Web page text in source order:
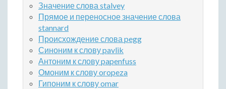
Значение слова stalvey
Прямое и переносное значение слова
stannard
Происхождение слова pegg
Синоним к слову pavlik
Антоним к слову papenfuss
Омоним к слову oropeza
Гипоним к слову omar